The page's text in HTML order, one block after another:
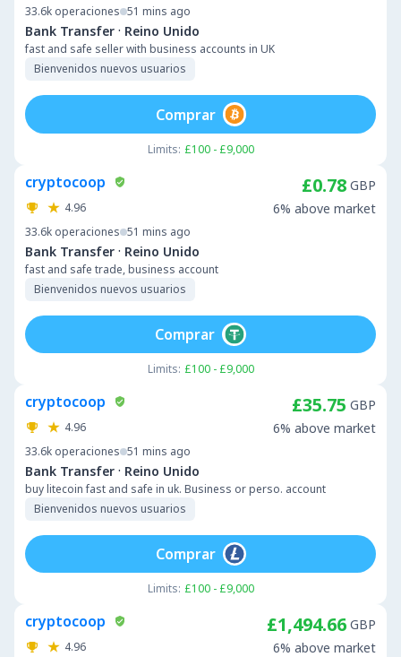
33.6k operaciones 51 mins ago
Bank Transfer · Reino Unido
fast and safe seller with business accounts in UK
Bienvenidos nuevos usuarios
Limits: £100 - £9,000
Comprar
cryptocoop
4.96
33.6k operaciones 51 mins ago
Bank Transfer · Reino Unido
fast and safe trade, business account
Bienvenidos nuevos usuarios
£0.78 GBP
6% above market
Limits: £100 - £9,000
Comprar
cryptocoop
4.96
33.6k operaciones 51 mins ago
Bank Transfer · Reino Unido
buy litecoin fast and safe in uk. Business or perso. account
Bienvenidos nuevos usuarios
£35.75 GBP
6% above market
Limits: £100 - £9,000
Comprar
cryptocoop
4.96
£1,494.66 GBP
6% above market